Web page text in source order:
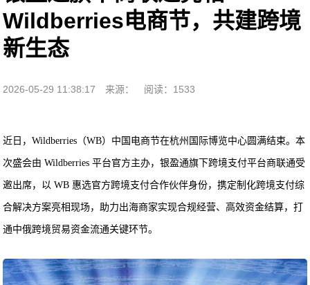
Wildberries电商节，共建跨境
新生态
2026-05-29 11:38:17 来源： 阅读：1533
近日，Wildberries（WB）中国电商节在杭州国际博览中心圆满结束。本
次盛会由 Wildberries 平台官方主办，银盈通旗下跨境支付平台商联通受
邀出席，以 WB 惠选官方跨境支付合作伙伴身份，携定制化跨境支付综
合解决方案亮相现场，助力出海商家实现合规经营、高效资金结算，打
通中俄跨境贸易资金流通关键环节。